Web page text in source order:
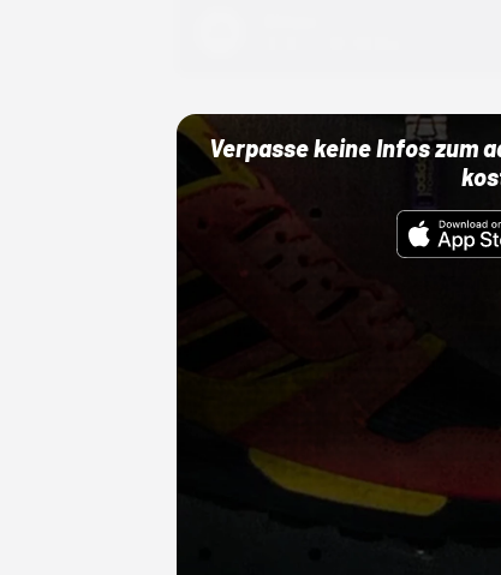
Verpasse keine Infos zum